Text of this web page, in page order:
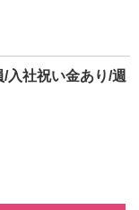
入社祝い金あり/週